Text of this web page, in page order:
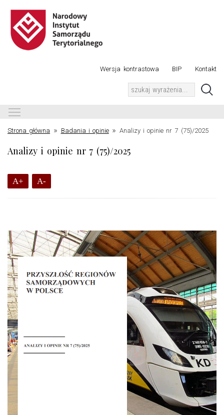
Wersja kontrastowa BIP Kontakt
Strona główna » Badania i opinie»Analizy i opinie nr 7 (75)/2025
Analizy i opinie nr 7 (75)/2025
A+ A-